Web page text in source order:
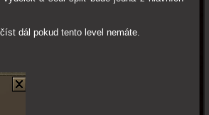
dál pokud tento level nemáte.